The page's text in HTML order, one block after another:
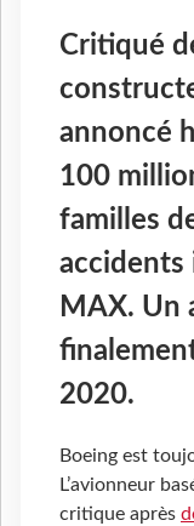
Critiqué
annoncé
100
familles
accidents
MAX. Un
2020.
Boeing est
L’avionneur
critique après